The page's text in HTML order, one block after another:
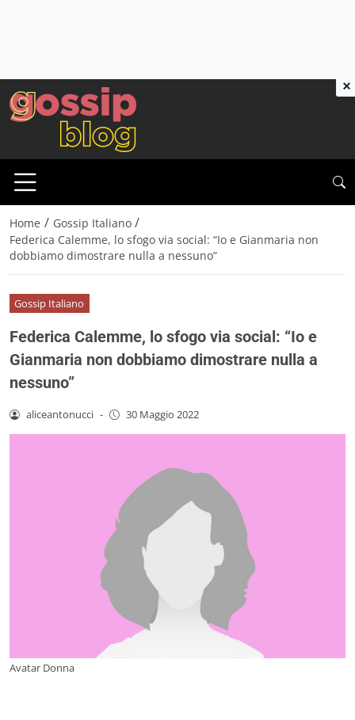
Home / Gossip Italiano /
Federica Calemme, lo sfogo via social: “Io e Gianmaria non
dobbiamo dimostrare nulla a nessuno”
Gossip Italiano
Federica Calemme, lo sfogo via social: “Io e
Gianmaria non dobbiamo dimostrare nulla a
nessuno”
aliceantonucci - 30 Maggio 2022
Avatar Donna
×